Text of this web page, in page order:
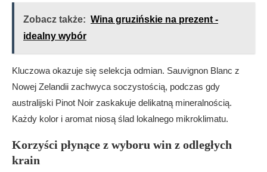
Zobacz także: Wina gruzińskie na prezent -
idealny wybór
Kluczowa okazuje się selekcja odmian. Sauvignon Blanc z
Nowej Zelandii zachwyca soczystością, podczas gdy
australijski Pinot Noir zaskakuje delikatną mineralnością.
Każdy kolor i aromat niosą ślad lokalnego mikroklimatu.
Korzyści płynące z wyboru win z odległych
krain